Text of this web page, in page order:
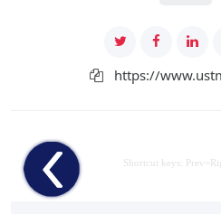
https://
Shortcut keys: